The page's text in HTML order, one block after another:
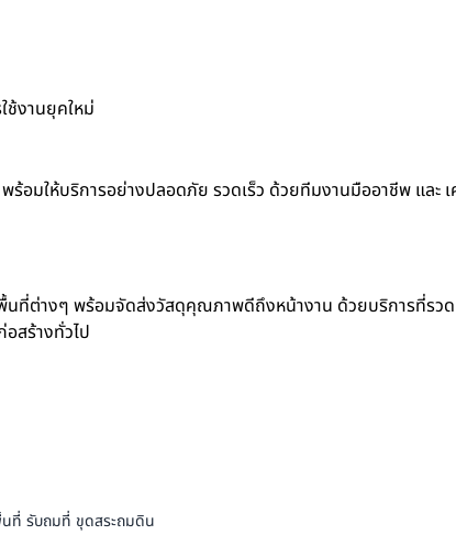
ช้งานยุคใหม่
อมให้บริการอย่างปลอดภัย รวดเร็ว ด้วยทีมงานมืออาชีพ และ
นที่ต่างๆ พร้อมจัดส่งวัสดุคุณภาพดีถึงหน้างาน ด้วยบริการที่รวด
อสร้างทั่วไป
นที่ รับถมที่ ขุดสระถมดิน